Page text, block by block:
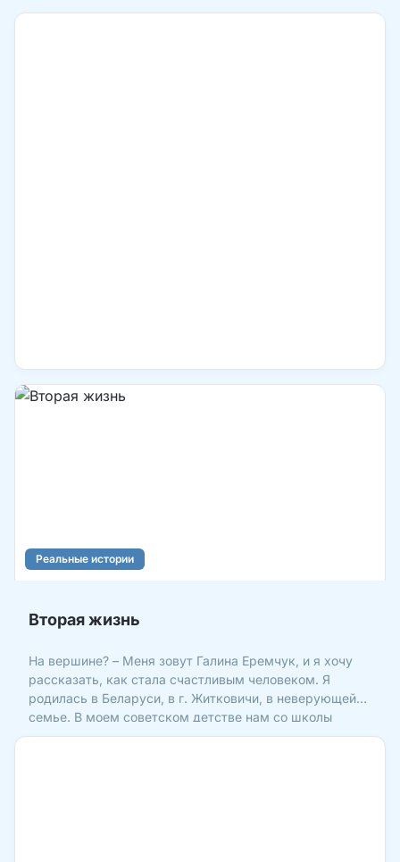
Реальные истории
Вторая жизнь
На вершине? – Меня зовут Галина Еремчук, и я хочу
рассказать, как стала счастливым человеком. Я
родилась в Беларуси, в г. Житковичи, в неверующей
семье. В моем советском детстве нам со школы
внушали, что Бога нет, так что я не верила ни в Бога,